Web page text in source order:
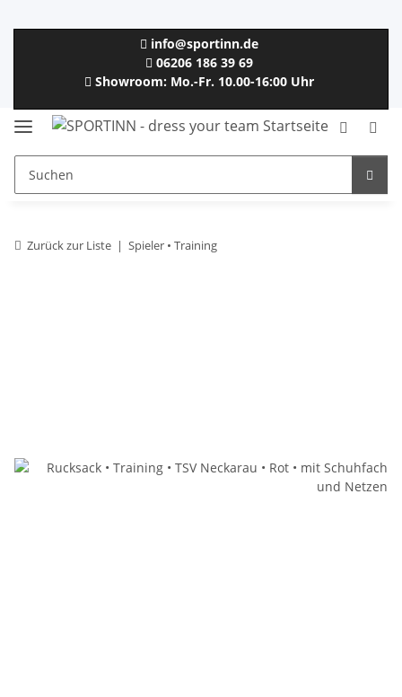
info@sportinn.de
06206 186 39 69
Showroom: Mo.-Fr. 10.00-16:00 Uhr
Zurück zur Liste Spieler • Training